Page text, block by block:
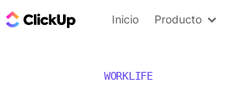
ClickUp Blog
Inicio Producto
WORKLIFE